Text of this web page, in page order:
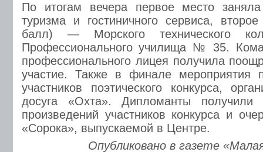
По итогам вечера первое место
туризма и гостиничного сервиса,
балл) — Морского технического
Профессионального училища № 35.
профессионального лицея получила
участие. Также в финале мероприятия
участников поэтического конкурса,
досуга «Охта». Дипломанты получили
произведений участников конкурса и
«Сорока», выпускаемой в Центре.
Опубликовано в газете